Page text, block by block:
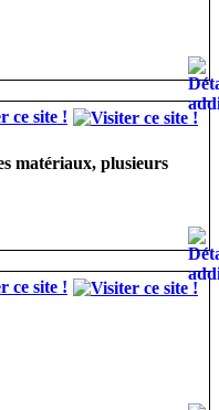
ce site !
matériaux, plusieurs
ce site !